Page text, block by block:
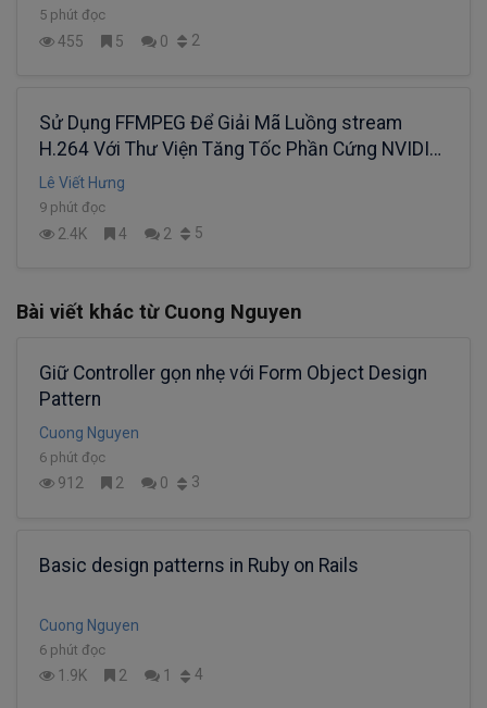
5 phút đọc
455 5 0 2
Sử Dụng FFMPEG Để Giải Mã Luồng stream
H.264 Với Thư Viện Tăng Tốc Phần Cứng NVIDIA
Codec SDK (Phần 2)
Lê Viết Hưng
9 phút đọc
2.4K 4 2 5
Bài viết khác từ Cuong Nguyen
Giữ Controller gọn nhẹ với Form Object Design
Pattern
Cuong Nguyen
6 phút đọc
912 2 0 3
Basic design patterns in Ruby on Rails
Cuong Nguyen
6 phút đọc
1.9K 2 1 4